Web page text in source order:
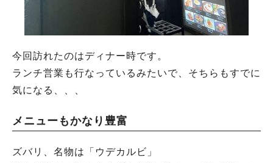
今回訪れたのはディナー時です。
ランチ営業も行なっているみたいで、そちらもすでに
気になる、、、
メニューもかなり豊富
ズバリ、名物は「ウデカルビ」